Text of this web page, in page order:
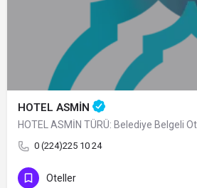
HOTEL ASMİN
0 (224)225 10 24
Oteller